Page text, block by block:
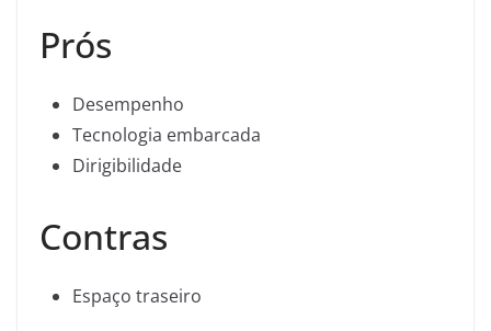
Prós
Desempenho
Tecnologia embarcada
Dirigibilidade
Contras
Espaço traseiro